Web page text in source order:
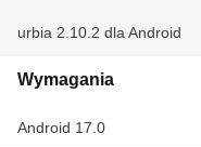
urbia 2.10.2 dla Android
Wymagania
Android 17.0